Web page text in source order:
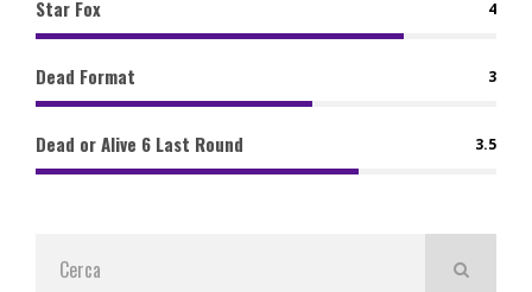
Star Fox 4
Dead Format 3
Dead or Alive 6 Last Round 3.5